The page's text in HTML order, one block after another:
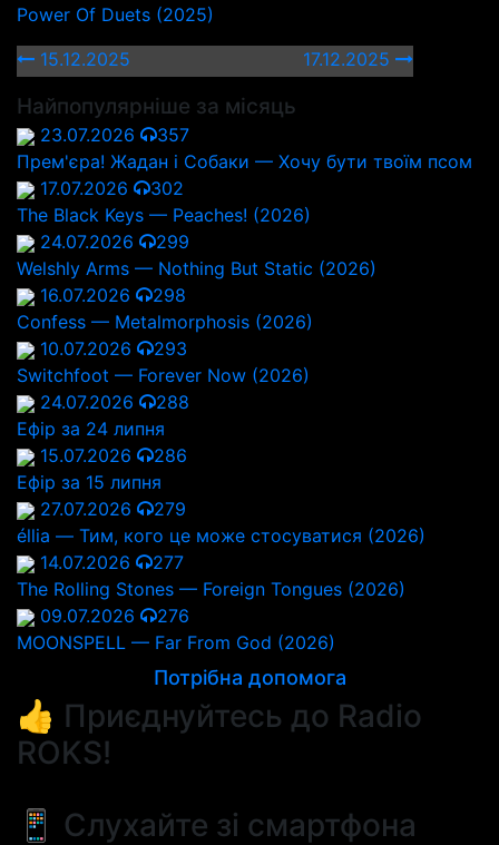
Power Of Duets (2025)
15.12.2025
17.12.2025
Найпопулярніше за місяць
23.07.2026
357
Прем'єра! Жадан і Собаки — Хочу бути твоїм псом
17.07.2026
302
The Black Keys — Peaches! (2026)
24.07.2026
299
Welshly Arms — Nothing But Static (2026)
16.07.2026
298
Confess — Metalmorphosis (2026)
10.07.2026
293
Switchfoot — Forever Now (2026)
24.07.2026
288
Ефір за 24 липня
15.07.2026
286
Ефір за 15 липня
27.07.2026
279
éllia — Тим, кого це може стосуватися (2026)
14.07.2026
277
The Rolling Stones — Foreign Tongues (2026)
09.07.2026
276
MOONSPELL — Far From God (2026)
Потрібна допомога
👍 Приєднуйтесь до Radio
ROKS!
📱 Слухайте зі смартфона